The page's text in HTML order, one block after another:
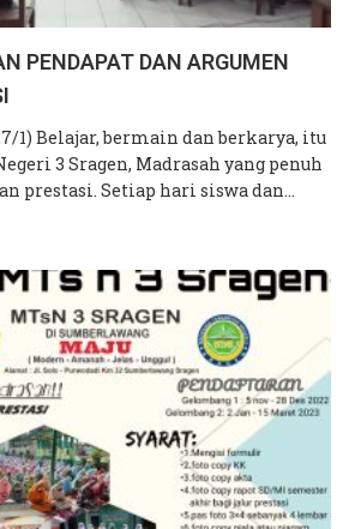
PENDAPAT DAN ARGUMEN
1) Belajar, bermain dan berkarya, itu
3 Sragen, Madrasah yang penuh
prestasi. Setiap hari siswa dan…